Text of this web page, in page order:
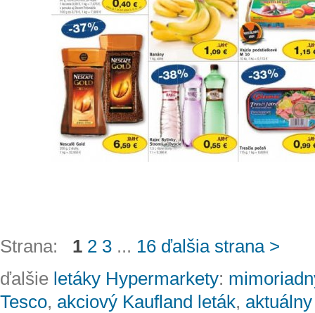
Strana: 1 2 3 ... 16 ďalšia strana >
ďalšie letáky Hypermarkety:
Tesco, akciový Kaufland leták,